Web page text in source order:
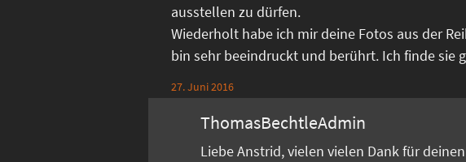
ausstellen zu dürfen.
Wiederholt habe ich mir deine Fotos aus der
bin sehr beeindruckt und berührt. Ich finde sie
27. Juni 2016
ThomasBechtleAdmin
Liebe Anstrid, vielen vielen Dank für